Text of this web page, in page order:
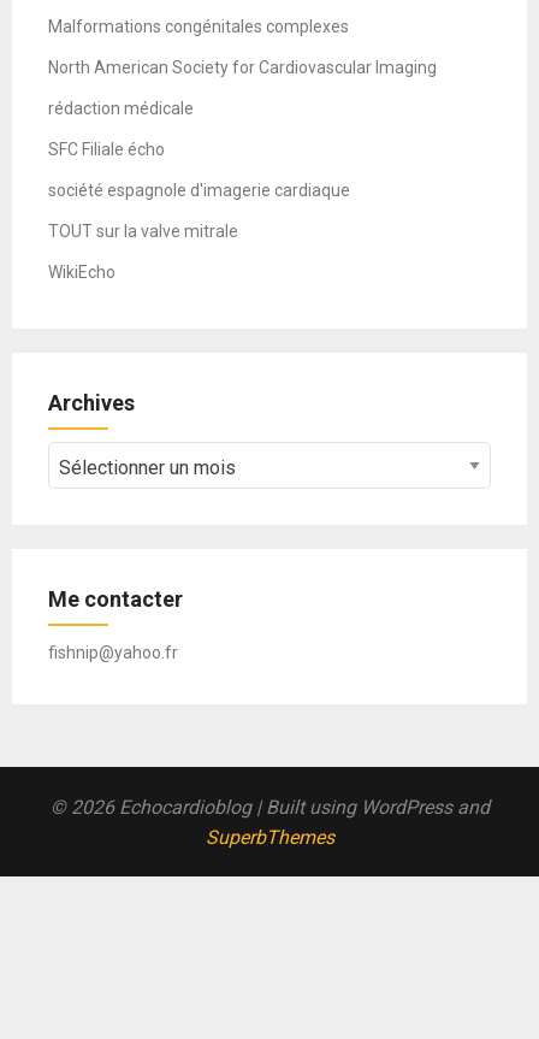
Malformations congénitales complexes
North American Society for Cardiovascular Imaging
rédaction médicale
SFC Filiale écho
société espagnole d'imagerie cardiaque
TOUT sur la valve mitrale
WikiEcho
Archives
Archives
Me contacter
fishnip@yahoo.fr
© 2026 Echocardioblog | Built using WordPress and
SuperbThemes